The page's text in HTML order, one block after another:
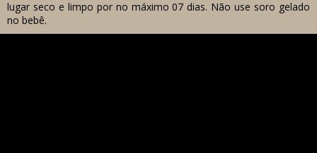
lugar seco e limpo por no máximo 07 dias. Não use soro gelado
no bebê.